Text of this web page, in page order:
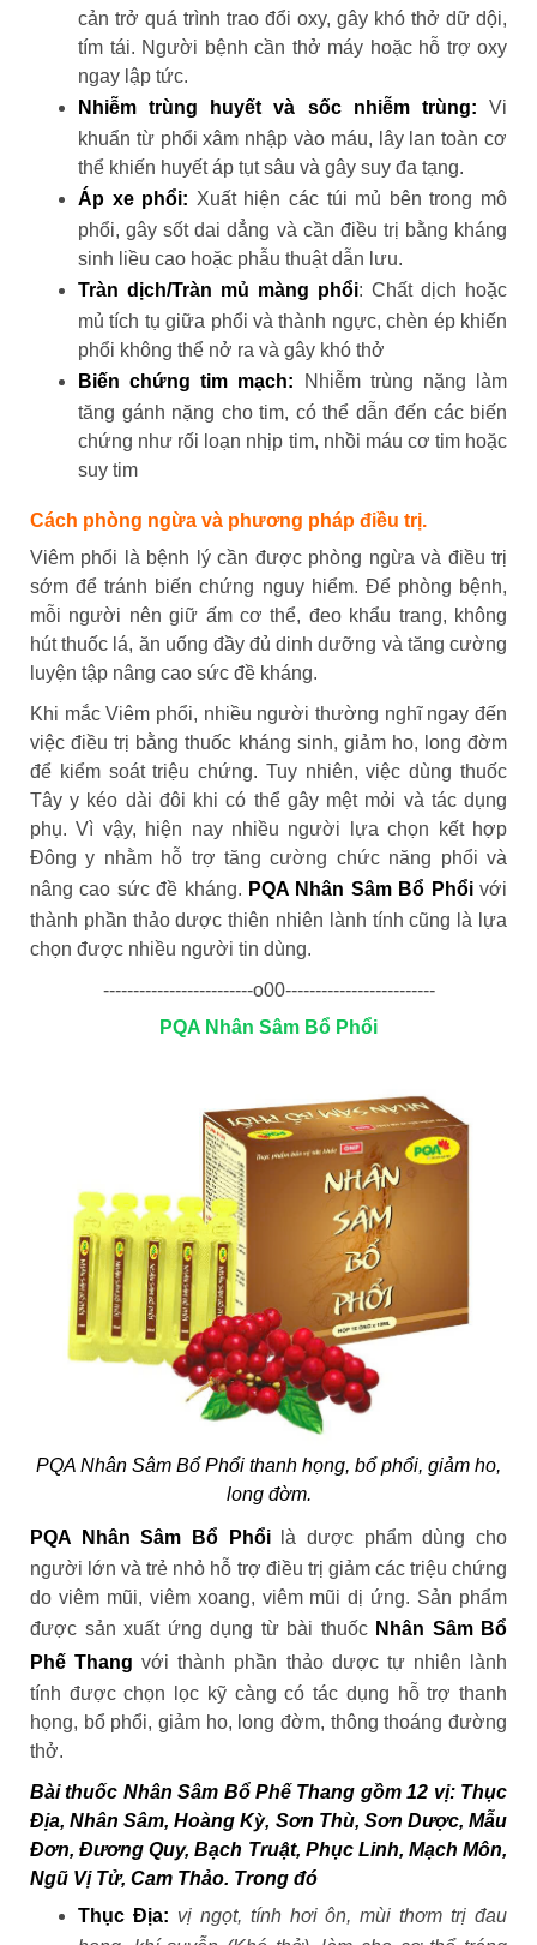
cản trở quá trình trao đổi oxy, gây khó thở dữ dội,
tím tái. Người bệnh cần thở máy hoặc hỗ trợ oxy
ngay lập tức.
Nhiễm trùng huyết và sốc nhiễm trùng: Vi
khuẩn từ phổi xâm nhập vào máu, lây lan toàn cơ
thể khiến huyết áp tụt sâu và gây suy đa tạng.
Áp xe phổi: Xuất hiện các túi mủ bên trong mô
phổi, gây sốt dai dẳng và cần điều trị bằng kháng
sinh liều cao hoặc phẫu thuật dẫn lưu.
Tràn dịch/Tràn mủ màng phổi: Chất dịch hoặc
mủ tích tụ giữa phổi và thành ngực, chèn ép khiến
phổi không thể nở ra và gây khó thở
Biến chứng tim mạch: Nhiễm trùng nặng làm
tăng gánh nặng cho tim, có thể dẫn đến các biến
chứng như rối loạn nhịp tim, nhồi máu cơ tim hoặc
suy tim
Cách phòng ngừa và phương pháp điều trị.
Viêm phổi là bệnh lý cần được phòng ngừa và điều trị
sớm để tránh biến chứng nguy hiểm. Để phòng bệnh,
mỗi người nên giữ ấm cơ thể, đeo khẩu trang, không
hút thuốc lá, ăn uống đầy đủ dinh dưỡng và tăng cường
luyện tập nâng cao sức đề kháng.
Khi mắc Viêm phổi, nhiều người thường nghĩ ngay đến
việc điều trị bằng thuốc kháng sinh, giảm ho, long đờm
để kiểm soát triệu chứng. Tuy nhiên, việc dùng thuốc
Tây y kéo dài đôi khi có thể gây mệt mỏi và tác dụng
phụ. Vì vậy, hiện nay nhiều người lựa chọn kết hợp
Đông y nhằm hỗ trợ tăng cường chức năng phổi và
nâng cao sức đề kháng. PQA Nhân Sâm Bổ Phổivới
thành phần thảo dược thiên nhiên lành tính cũng là lựa
chọn được nhiều người tin dùng.
-------------------------o00-------------------------
PQA Nhân Sâm Bổ Phổi
PQA Nhân Sâm Bổ Phổi thanh họng, bổ phổi, giảm ho,
long đờm.
PQA Nhân Sâm Bổ Phổilà dược phẩm dùng cho
người lớn và trẻ nhỏ hỗ trợ điều trị giảm các triệu chứng
do viêm mũi, viêm xoang, viêm mũi dị ứng. Sản phẩm
được sản xuất ứng dụng từ bài thuốc Nhân Sâm Bổ
Phế Thang với thành phần thảo dược tự nhiên lành
tính được chọn lọc kỹ càng có tác dụng hỗ trợ thanh
họng, bổ phổi, giảm ho, long đờm, thông thoáng đường
thở.
Bài thuốc Nhân Sâm Bổ Phế Thang gồm 12 vị: Thục
Địa, Nhân Sâm, Hoàng Kỳ, Sơn Thù, Sơn Dược, Mẫu
Đơn, Đương Quy, Bạch Truật, Phục Linh, Mạch Môn,
Ngũ Vị Tử, Cam Thảo. Trong đó
Thục Địa: vị ngọt, tính hơi ôn, mùi thơm trị đau